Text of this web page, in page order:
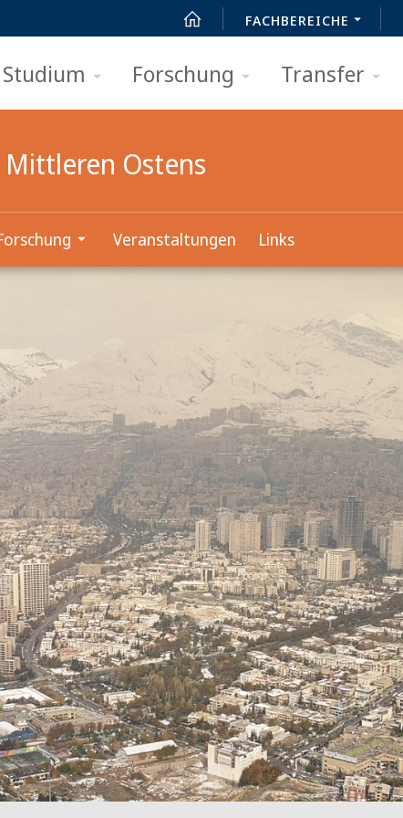
FACHBEREICHE
Studium Forschung Transfer
Ostens
Veranstaltungen Links